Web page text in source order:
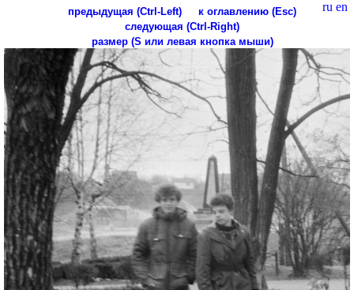
ru en
предыдущая (Ctrl-Left)
к оглавлению (Esc)
следующая (Ctrl-Right)
размер (S или левая кнопка мыши)